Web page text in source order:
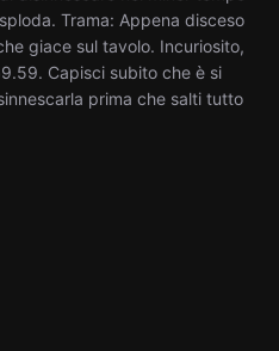
Trama: Appena disceso
giace sul tavolo. Incuriosito,
Capisci subito che è si
prima che salti tutto